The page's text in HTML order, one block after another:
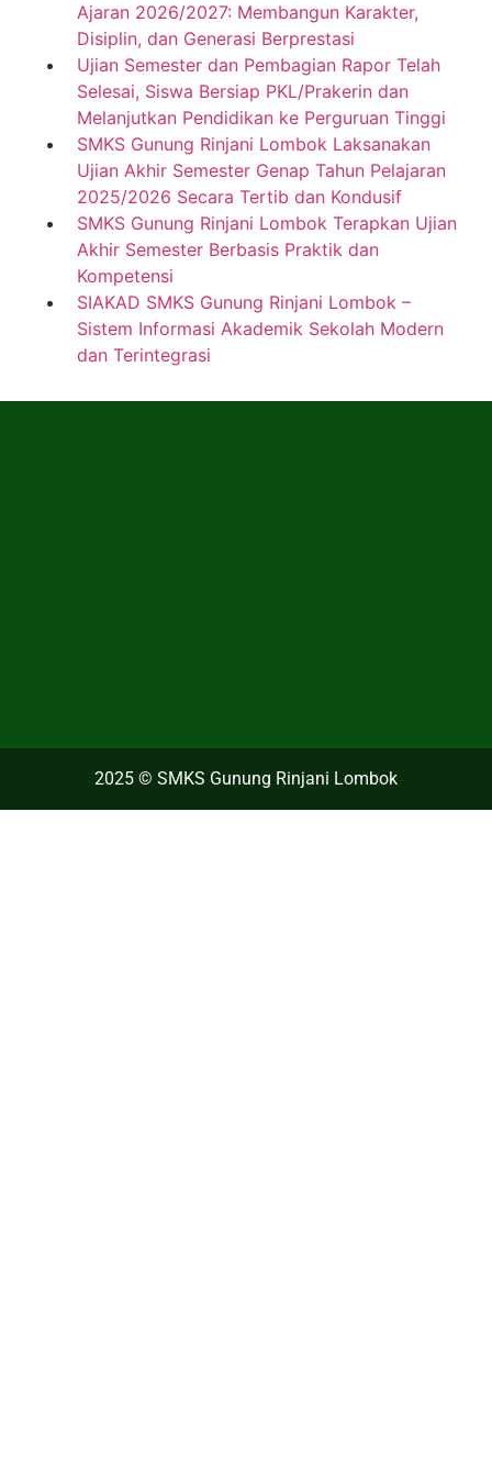
Ajaran 2026/2027: Membangun Karakter,
Disiplin, dan Generasi Berprestasi
Ujian Semester dan Pembagian Rapor Telah
Selesai, Siswa Bersiap PKL/Prakerin dan
Melanjutkan Pendidikan ke Perguruan Tinggi
SMKS Gunung Rinjani Lombok Laksanakan
Ujian Akhir Semester Genap Tahun Pelajaran
2025/2026 Secara Tertib dan Kondusif
SMKS Gunung Rinjani Lombok Terapkan Ujian
Akhir Semester Berbasis Praktik dan
Kompetensi
SIAKAD SMKS Gunung Rinjani Lombok –
Sistem Informasi Akademik Sekolah Modern
dan Terintegrasi
2025 © SMKS Gunung Rinjani Lombok